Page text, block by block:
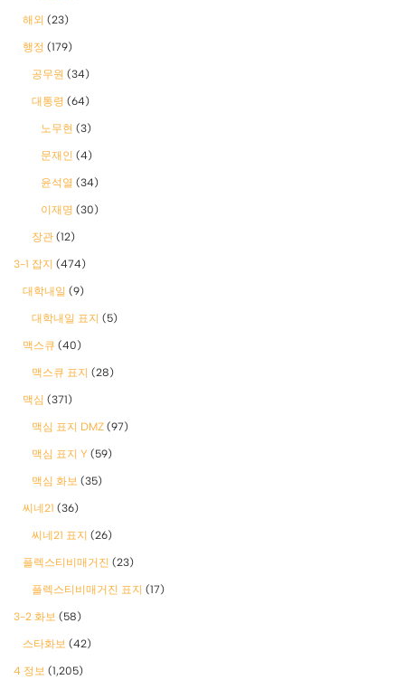
해외 (23)
행정 (179)
공무원 (34)
대통령 (64)
노무현 (3)
문재인 (4)
윤석열 (34)
이재명 (30)
장관 (12)
3-1 잡지 (474)
대학내일 (9)
대학내일 표지 (5)
맥스큐 (40)
맥스큐 표지 (28)
맥심 (371)
맥심 표지 DMZ (97)
맥심 표지 Y (59)
맥심 화보 (35)
씨네21 (36)
씨네21 표지 (26)
플렉스티비매거진 (23)
플렉스티비매거진 표지 (17)
3-2 화보 (58)
스타화보 (42)
4 정보 (1,205)